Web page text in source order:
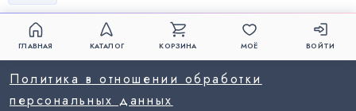
ГЛАВНАЯ КАТАЛОГ КОРЗИНА МОЁ ВОЙТИ
Политика в отношении обработки
персональных данных